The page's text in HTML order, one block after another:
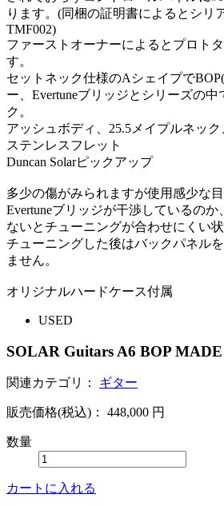
ります。(同梱の証明書によるとシリ
TMF002)
ファーストオーナーによるとプロト
す。
セットネック仕様のAシェイプで
ー、Evertuneブリッジとシリーズの
ク。
アッシュボディ、25.5メイプルネック
ステンレスフレット
Duncan Solarピックアップ
多少の傷がみられますが使用感少な
Evertuneブリッジが干渉しているの
ないとチューニングが合わせにくい状
チューニングした後はバックパネル
ません。
オリジナルハードケース付属
USED
SOLAR Guitars A6 BOP
関連カテゴリ： ギター
販売価格(税込)： 448,000 円
数量
カートに入れる